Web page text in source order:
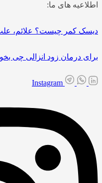
اطلاعیه های ما:
دیسک کمر چیست؟ علائم،
برای درمان زود انزالی چی
Instagram